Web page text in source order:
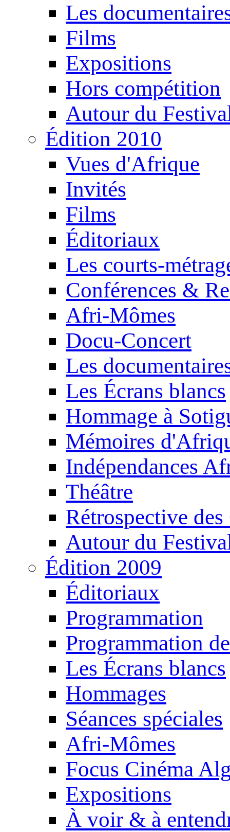
Les
Films
Expositions
Hors compétition
Autour du
Édition 2010
Vues d'Afrique
Invités
Films
Éditoriaux
Les courts-
Conférences &
Afri-Mômes
Docu-Concert
Les
Les Écrans blancs
Hommage à
Mémoires
Indépendances
Théâtre
Rétrospective
Autour du
Édition 2009
Éditoriaux
Programmation
Programmation
Les Écrans blancs
Hommages
Séances spéciales
Afri-Mômes
Focus Cinéma
Expositions
À voir & à